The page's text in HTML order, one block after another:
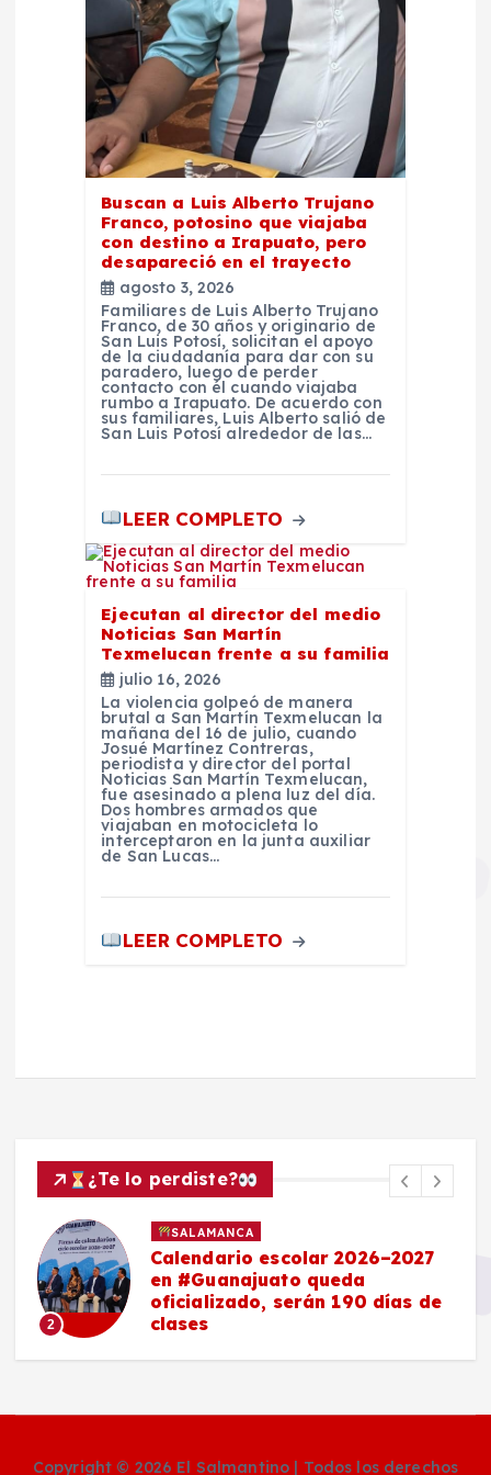
Buscan a Luis Alberto Trujano
Franco, potosino que viajaba
con destino a Irapuato, pero
desapareció en el trayecto
agosto 3, 2026
Familiares de Luis Alberto Trujano
Franco, de 30 años y originario de
San Luis Potosí, solicitan el apoyo
de la ciudadanía para dar con su
paradero, luego de perder
contacto con él cuando viajaba
rumbo a Irapuato. De acuerdo con
sus familiares, Luis Alberto salió de
San Luis Potosí alrededor de las…
LEER COMPLETO
Ejecutan al director del medio
Noticias San Martín
Texmelucan frente a su familia
julio 16, 2026
La violencia golpeó de manera
brutal a San Martín Texmelucan la
mañana del 16 de julio, cuando
Josué Martínez Contreras,
periodista y director del portal
Noticias San Martín Texmelucan,
fue asesinado a plena luz del día.
Dos hombres armados que
viajaban en motocicleta lo
interceptaron en la junta auxiliar
de San Lucas…
LEER COMPLETO
¿Te lo perdiste?
2
SALAMANCA
Calendario escolar 2026–2027
en #Guanajuato queda
oficializado, serán 190 días de
clases
Copyright © 2026 El Salmantino | Todos los derechos